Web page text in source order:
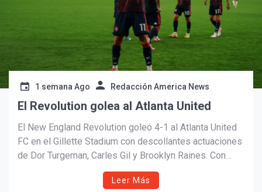
1 semana Ago Redacción America News
El Revolution golea al Atlanta United
El New England Revolution goleó 4-1 al Atlanta United
FC en el Gillette Stadium con descollantes actuaciones
de Dor Turgeman, Carles Gil y Brooklyn Raines. Con
este resultado, el conjunto dirigido por Marko Mitrović
escala a la tercera posición de la Conferencia Este de
Leer Más